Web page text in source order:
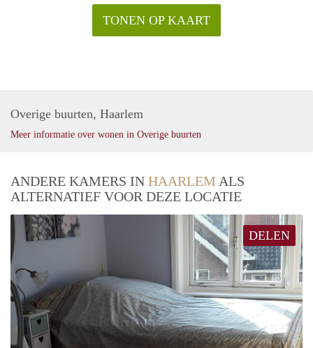
TONEN OP KAART
Overige buurten, Haarlem
Meer informatie over wonen in Overige buurten
ANDERE KAMERS IN HAARLEM ALS
ALTERNATIEF VOOR DEZE LOCATIE
DELEN